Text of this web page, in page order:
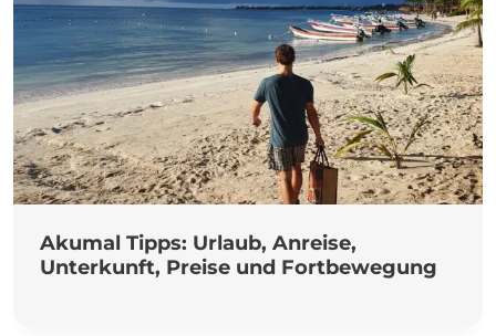
Akumal Tipps: Urlaub, Anreise,
Unterkunft, Preise und Fortbewegung